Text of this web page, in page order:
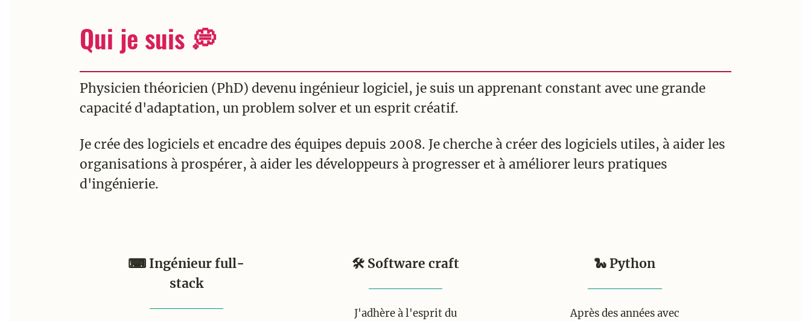
Qui je suis 💭
Physicien théoricien (PhD) devenu ingénieur logiciel, je suis un apprenant constant avec une grande
capacité d'adaptation, un problem solver et un esprit créatif.
Je crée des logiciels et encadre des équipes depuis 2008. Je cherche à créer des logiciels utiles, à aider les
organisations à prospérer, à aider les développeurs à progresser et à améliorer leurs pratiques
d'ingénierie.
⌨ Ingénieur full-
stack
🛠 Software craft
J'adhère à l'esprit du
🐍 Python
Après des années avec